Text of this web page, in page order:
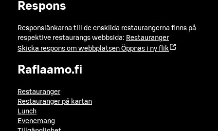
Respons
Responslänkarna till de enskilda restaurangerna finns på
respektive restaurangs webbsida: Restauranger
Skicka respons om webbplatsen Öppnas i ny flik
Raflaamo.fi
Restauranger
Restauranger på kartan
Lunch
Evenemang